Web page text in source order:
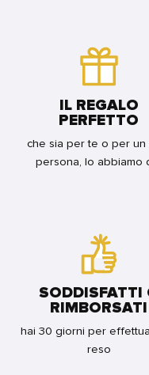
IL REGALO
PERFETTO
che sia per te o per un
persona, lo abbiamo
SODDISFATTI
RIMBORSATI
hai 30 giorni per
reso